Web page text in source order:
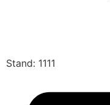
Stand: 1111